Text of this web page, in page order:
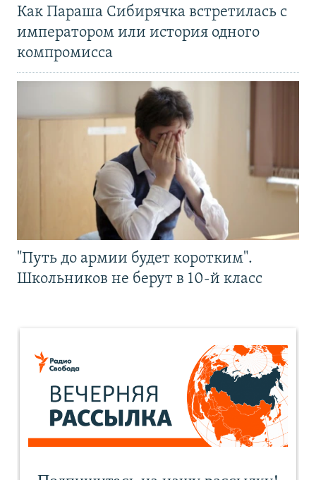
Как Параша Сибирячка встретилась с
императором или история одного
компромисса
"Путь до армии будет коротким".
Школьников не берут в 10-й класс